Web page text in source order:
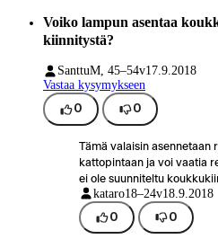
Voiko lampun asentaa
kiinnitystä?
SanttuM, 45–54v17.9.2018
Vastaa kysymykseen
0 0
Tämä valaisin asennetaan
kattopintaan ja voi vaatia
ei ole suunniteltu
kataro18–24v18.9.2018
0 0